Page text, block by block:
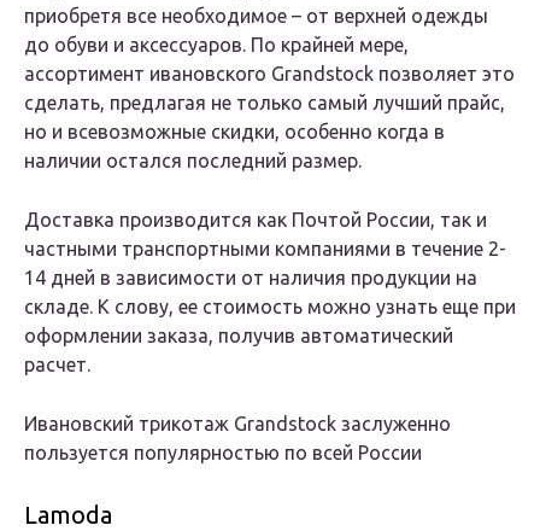
приобретя все необходимое – от верхней одежды
до обуви и аксессуаров. По крайней мере,
ассортимент ивановского Grandstock позволяет это
сделать, предлагая не только самый лучший прайс,
но и всевозможные скидки, особенно когда в
наличии остался последний размер.
Доставка производится как Почтой России, так и
частными транспортными компаниями в течение 2-
14 дней в зависимости от наличия продукции на
складе. К слову, ее стоимость можно узнать еще при
оформлении заказа, получив автоматический
расчет.
Ивановский трикотаж Grandstock заслуженно
пользуется популярностью по всей России
Lamoda